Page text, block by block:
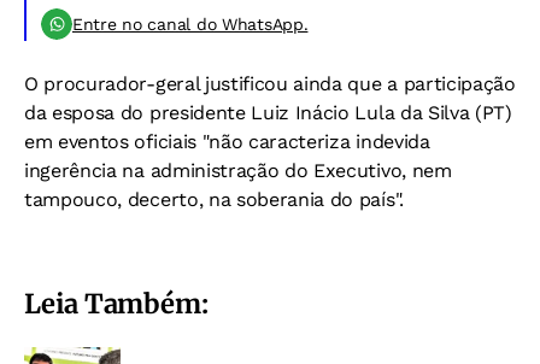
Entre no canal do WhatsApp.
O procurador-geral justificou ainda que a participação
da esposa do presidente Luiz Inácio Lula da Silva (PT)
em eventos oficiais "não caracteriza indevida
ingerência na administração do Executivo, nem
tampouco, decerto, na soberania do país".
Leia Também: